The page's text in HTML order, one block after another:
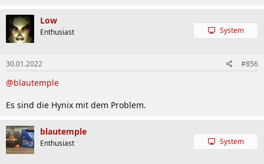
Low
Enthusiast System
30.01.2022 #856
@blautemple
Es sind die Hynix mit dem Problem.
blautemple
Enthusiast System